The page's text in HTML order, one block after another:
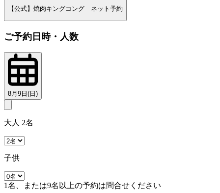
【公式】焼肉キングコング ネット予約
ご予約日時・人数
8月9日(日)
大人 2名
子供
1名、または9名以上の予約は問合せください